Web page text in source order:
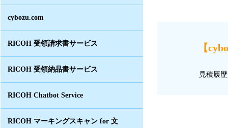
cybozu.com
RICOH 受領請求書サービス
RICOH 受領納品書サービス
RICOH Chatbot Service
RICOH マーキングスキャン for 文
【
見積履